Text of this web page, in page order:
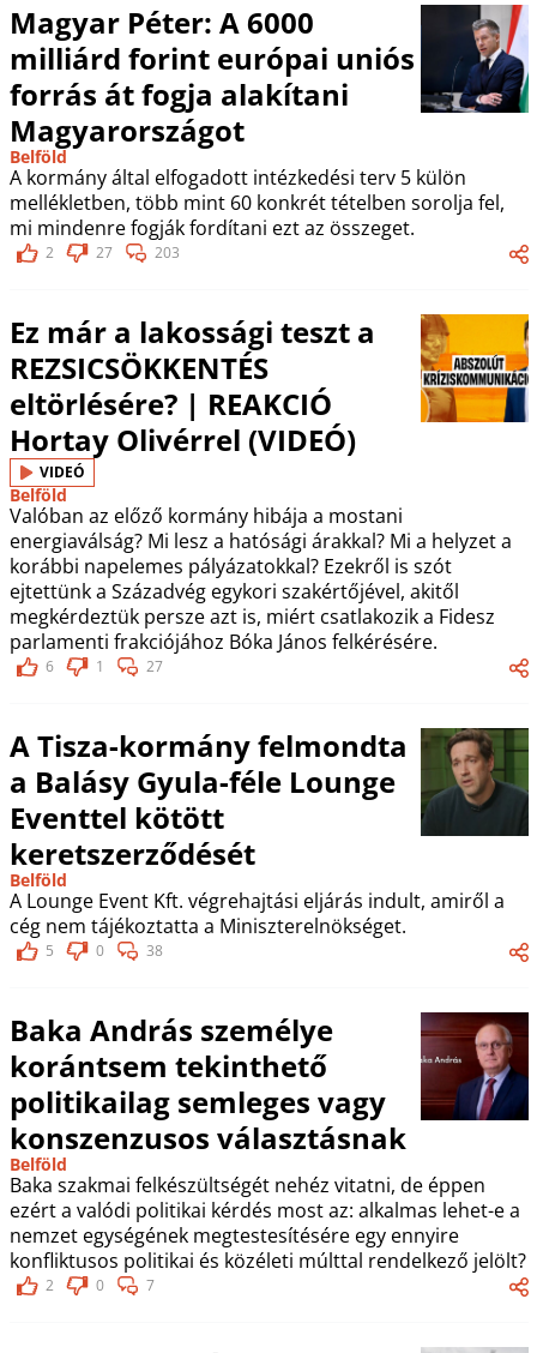
Magyar Péter: A 6000
milliárd forint európai uniós
forrás át fogja alakítani
Magyarországot
Belföld
A kormány által elfogadott intézkedési terv 5 külön
mellékletben, több mint 60 konkrét tételben sorolja fel,
mi mindenre fogják fordítani ezt az összeget.
2 27 203
Ez már a lakossági teszt a
REZSICSÖKKENTÉS
eltörlésére? | REAKCIÓ
Hortay Olivérrel (VIDEÓ)
VIDEÓ
Belföld
Valóban az előző kormány hibája a mostani
energiaválság? Mi lesz a hatósági árakkal? Mi a helyzet a
korábbi napelemes pályázatokkal? Ezekről is szót
ejtettünk a Századvég egykori szakértőjével, akitől
megkérdeztük persze azt is, miért csatlakozik a Fidesz
parlamenti frakciójához Bóka János felkérésére.
6 1 27
A Tisza-kormány felmondta
a Balásy Gyula-féle Lounge
Eventtel kötött
keretszerződését
Belföld
A Lounge Event Kft. végrehajtási eljárás indult, amiről a
cég nem tájékoztatta a Miniszterelnökséget.
5 0 38
Baka András személye
korántsem tekinthető
politikailag semleges vagy
konszenzusos választásnak
Belföld
Baka szakmai felkészültségét nehéz vitatni, de éppen
ezért a valódi politikai kérdés most az: alkalmas lehet-e a
nemzet egységének megtestesítésére egy ennyire
konfliktusos politikai és közéleti múlttal rendelkező jelölt?
2 0 7